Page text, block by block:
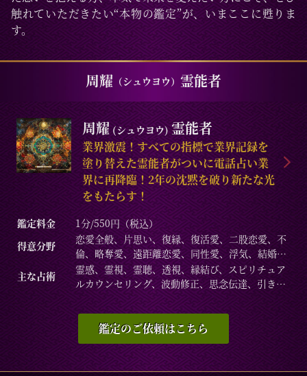
触れていただきたい“本物の鑑定”が、いまここに甦りま
す。
周耀 （シュウヨウ） 霊能者
周耀 (シュウヨウ)霊能者
業界激震！すべての指標で業界記録を
塗り替えた霊能者がついに電話占い業
界に再降臨！2年の沈黙を破り新たな光
をもたらす！
鑑定料金
1分/550円（税込）
得意分野
恋愛全般、片思い、復縁、復活愛、二股恋愛、不
倫、略奪愛、遠距離恋愛、同性愛、浮気、結婚、
離婚、夫婦問題、家庭/家族問題、親子、育児、教
育、介護、引っ越し、仕事全般、適職、経営、進
路、人間関係、相性、ママ友、相手の気持ち、人
生相談、開運、運勢、健康、金銭、動物、失せ
物、故人、心霊相談など/家族問題、親子、育児、
教育、介護、引っ越し、仕事全般、適職、進路、
人間関係、相性、ママ友、相手の気持ち、人生相
談、開運、運勢、健康、金銭、動物、失せ物、故
主な占術
霊感、霊視、霊聴、透視、縁結び、スピリチュア
ルカウンセリング、波動修正、思念伝達、引き寄
せ、ヒーリング、レイキ、霊障、供養、交信、故
人との対話、ペットとの対話、異次元へのワープ
など
鑑定のご依頼はこちら